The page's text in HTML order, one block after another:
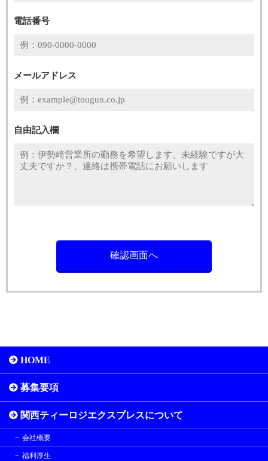
電話番号
メールアドレス
自由記入欄
HOME
募集要項
関西ティーロジエクスプレスについて
会社概要
福利厚生